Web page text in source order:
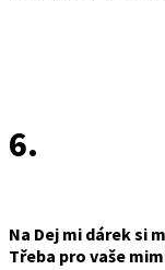
6.
Na Dej mi dárek si
Třeba pro vaše